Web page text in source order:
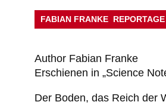
FABIAN FRANKE REPORTAGE
Author Fabian Franke
Erschienen in „Science
Der Boden, das Reich der